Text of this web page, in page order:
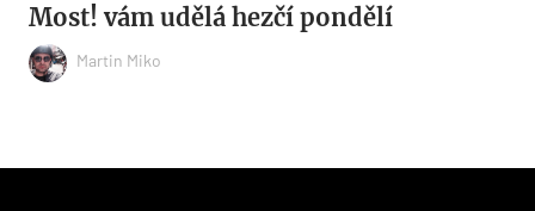
Most! vám udělá hezčí pondělí
Martin Miko